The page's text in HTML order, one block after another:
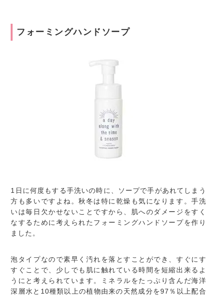
フォーミングハンドソープ
1日に何度もする手洗いの時に、ソープで手があれてしまう
方も多いですよね。秋冬は特に乾燥も気になります。手洗
いは毎日欠かせないことですから、肌へのダメージをすく
なするために考えられたフォーミングハンドソープを作り
ました。
泡タイプなので素早く汚れを落とすことができ、すぐにす
すぐことで、少しでも肌に触れている時間を短縮出来るよ
うにと考えられています。ミネラルをたっぷり含んだ海洋
深層水と10種類以上の植物由来の天然成分を97％以上配合